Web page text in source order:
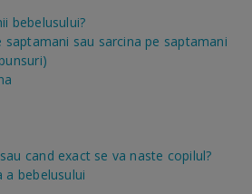
bebelusului?
saptamani sau sarcina pe saptamani
cand exact se va naste copilul?
a bebelusului